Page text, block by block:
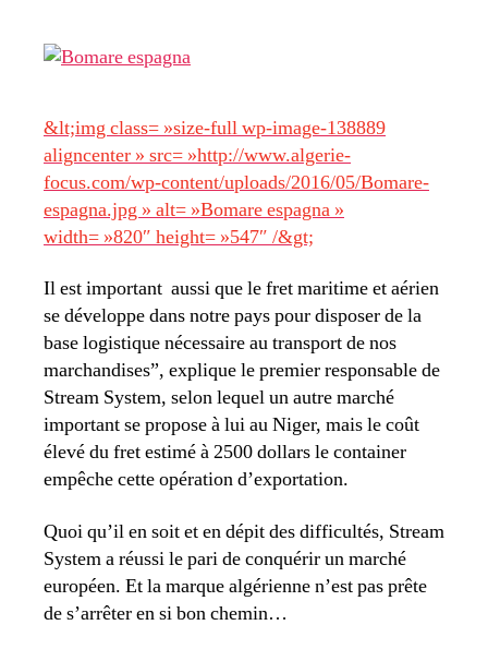
&lt;img class= »size-full wp-image-138889
aligncenter » src= »http://www.algerie-
focus.com/wp-content/uploads/2016/05/Bomare-
espagna.jpg » alt= »Bomare espagna »
width= »820″ height= »547″ /&gt;
Il est important aussi que le fret maritime et aérien
se développe dans notre pays pour disposer de la
base logistique nécessaire au transport de nos
marchandises”, explique le premier responsable de
Stream System, selon lequel un autre marché
important se propose à lui au Niger, mais le coût
élevé du fret estimé à 2500 dollars le container
empêche cette opération d’exportation.
Quoi qu’il en soit et en dépit des difficultés, Stream
System a réussi le pari de conquérir un marché
européen. Et la marque algérienne n’est pas prête
de s’arrêter en si bon chemin…